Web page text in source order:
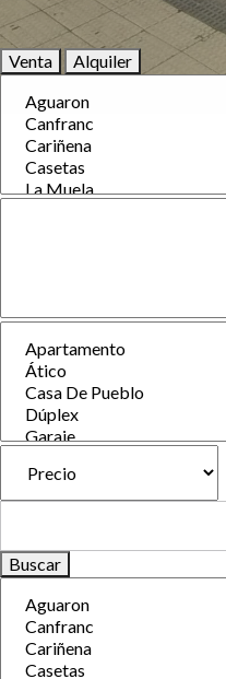
Venta Alquiler
Buscar